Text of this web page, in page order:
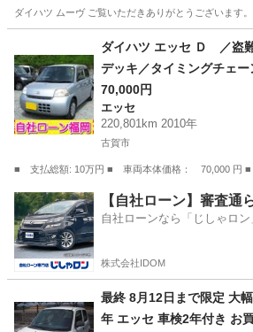
ダイハツ ムーヴ ご覧いただきありがとうございます
福間駅 ムーヴ
ダイハツ エッセ Ｄ ／盗
デッキ／タイミングチェー
70,000円
エッセ
220,801km 2010年
古賀市
■ 支払総額: 10万円 ■ 車両本体価格： 70,000 円
福岡 古賀市 エッセ
【自社ローン】審査通
自社ローンなら「じしゃロ
株式会社IDOM
最終 8月12日まで限定 大
年 エッセ 車検2年付き お